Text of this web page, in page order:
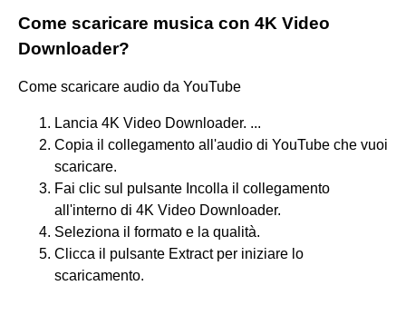
Come scaricare musica con 4K Video
Downloader?
Come scaricare audio da YouTube
Lancia 4K Video Downloader. ...
Copia il collegamento all'audio di YouTube che vuoi
scaricare.
Fai clic sul pulsante Incolla il collegamento
all'interno di 4K Video Downloader.
Seleziona il formato e la qualità.
Clicca il pulsante Extract per iniziare lo
scaricamento.